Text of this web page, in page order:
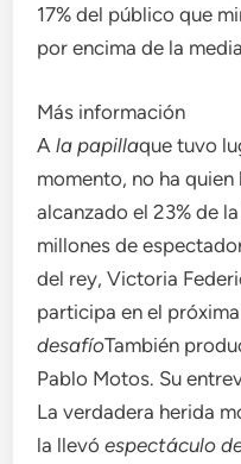
17% del público que
por encima de la
Más información
Ala papillaque tuvo
momento, no ha quien
alcanzado el 23% de
millones de
del rey, Victoria
participa en el
desafíoTambién
Pablo Motos. Su
La verdadera herida
la llevóespectáculo